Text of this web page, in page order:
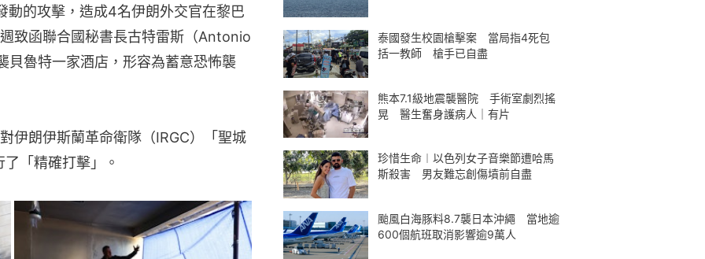
動的攻擊，造成4名伊朗外交官在黎巴
致函聯合國秘書長古特雷斯（Antonio
魯特一家酒店，形容為蓄意恐怖襲
伊朗伊斯蘭革命衛隊（IRGC）「聖城
「精確打擊」。